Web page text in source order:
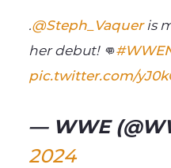
.@Steph_Vaqueris
her debut! 👊
pic.twitter.com/
— WWE
2024